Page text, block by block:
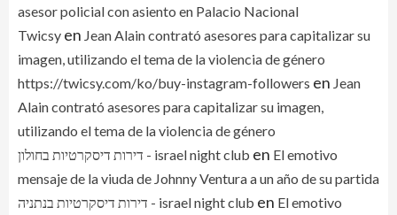
asesor policial con asiento en Palacio Nacional
Twicsy en Jean Alain contrató asesores para capitalizar su
imagen, utilizando el tema de la violencia de género
https://twicsy.com/ko/buy-instagram-followers en Jean
Alain contrató asesores para capitalizar su imagen,
utilizando el tema de la violencia de género
דירות דיסקרטיות בחולון - israel night club en El emotivo
mensaje de la viuda de Johnny Ventura a un año de su partida
דירות דיסקרטיות בנתניה - israel night club en El emotivo